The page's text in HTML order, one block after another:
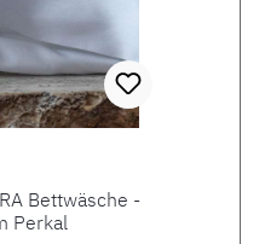
Bettwäsche -
Perkal